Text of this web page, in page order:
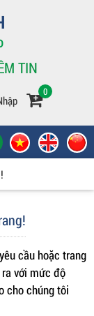
TIN
0
cầu hoặc trang
với mức độ
cho chúng tôi